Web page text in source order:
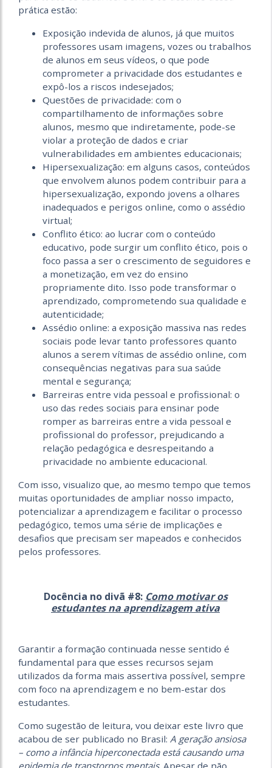
prática estão:
Exposição indevida de alunos, já que muitos
professores usam imagens, vozes ou trabalhos
de alunos em seus vídeos, o que pode
comprometer a privacidade dos estudantes e
expô-los a riscos indesejados;
Questões de privacidade: com o
compartilhamento de informações sobre
alunos, mesmo que indiretamente, pode-se
violar a proteção de dados e criar
vulnerabilidades em ambientes educacionais;
Hipersexualização: em alguns casos, conteúdos
que envolvem alunos podem contribuir para a
hipersexualização, expondo jovens a olhares
inadequados e perigos online, como o assédio
virtual;
Conflito ético: ao lucrar com o conteúdo
educativo, pode surgir um conflito ético, pois o
foco passa a ser o crescimento de seguidores e
a monetização, em vez do ensino
propriamente dito. Isso pode transformar o
aprendizado, comprometendo sua qualidade e
autenticidade;
Assédio online: a exposição massiva nas redes
sociais pode levar tanto professores quanto
alunos a serem vítimas de assédio online, com
consequências negativas para sua saúde
mental e segurança;
Barreiras entre vida pessoal e profissional: o
uso das redes sociais para ensinar pode
romper as barreiras entre a vida pessoal e
profissional do professor, prejudicando a
relação pedagógica e desrespeitando a
privacidade no ambiente educacional.
Com isso, visualizo que, ao mesmo tempo que temos
muitas oportunidades de ampliar nosso impacto,
potencializar a aprendizagem e facilitar o processo
pedagógico, temos uma série de implicações e
desafios que precisam ser mapeados e conhecidos
pelos professores.
Docência no divã #8: Como motivar os
estudantes na aprendizagem ativa
Garantir a formação continuada nesse sentido é
fundamental para que esses recursos sejam
utilizados da forma mais assertiva possível, sempre
com foco na aprendizagem e no bem-estar dos
estudantes.
Como sugestão de leitura, vou deixar este livro que
acabou de ser publicado no Brasil: A geração ansiosa
– como a infância hiperconectada está causando uma